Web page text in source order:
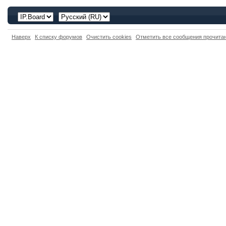
Наверх К списку форумов Очистить cookies Отметить все сообщения